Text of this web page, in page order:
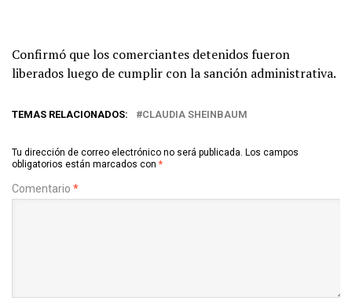
Confirmó que los comerciantes detenidos fueron
liberados luego de cumplir con la sanción administrativa.
TEMAS RELACIONADOS: CLAUDIA SHEINBAUM
Tu dirección de correo electrónico no será publicada. Los campos
obligatorios están marcados con *
Comentario *